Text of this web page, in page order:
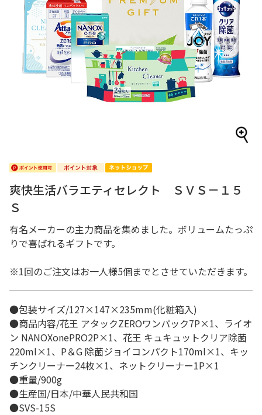
爽快生活バラエティセレクト ＳＶＳ－１５
Ｓ
有名メーカーの主力商品を集めました。ボリュームたっぷ
りで喜ばれるギフトです。
※1回のご注文はお一人様5個までとさせていただきます。
●包装サイズ/127×147×235mm(化粧箱入)
●商品内容/花王 アタックZEROワンパック7P×1、ライオ
ン NANOXonePRO2P×1、花王 キュキュットクリア除菌
220ml×1、P＆G 除菌ジョイコンパクト170ml×1、キッ
チンクリーナー24枚×1、ネットクリーナー1P×1
●重量/900g
●生産国/日本/中華人民共和国
●SVS-15S